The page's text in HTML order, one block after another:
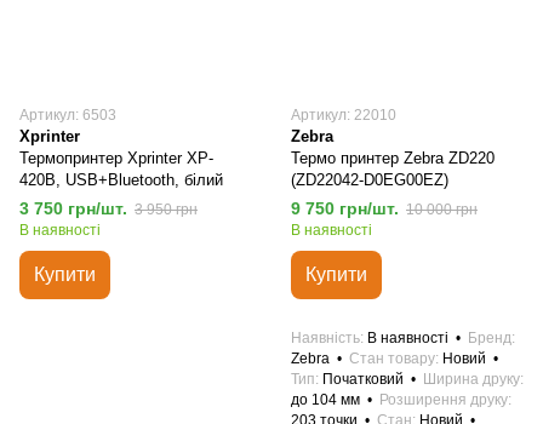
Артикул: 6503
Xprinter
Термопринтер Xprinter XP-
420В, USB+Bluetooth, білий
3 750 грн/шт. 3 950 грн
В наявності
Купити
Артикул: 22010
Zebra
Термо принтер Zebra ZD220
(ZD22042-D0EG00EZ)
9 750 грн/шт. 10 000 грн
В наявності
Купити
Наявність В наявності
Бренд
Zebra
Стан товару Новий
Тип Початковий
Ширина друку
до 104 мм
Розширення друку
203 точки
Стан Новий